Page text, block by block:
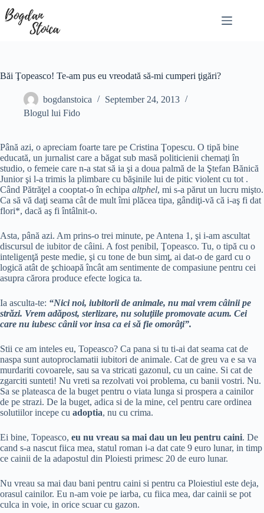
to
content
Băi Ţopeasco! Te-am pus eu vreodată să-mi cumperi ţigări?
bogdanstoica
September 24, 2013
Blogul lui Fido
Până azi, o apreciam foarte tare pe Cristina Ţopescu. O tipă bine
educată, un jurnalist care a băgat sub masă politicienii chemaţi în
studio, o femeie care n-a stat să ia şi a doua palmă de la Ştefan Bănică
Junior şi l-a trimis la plimbare cu băşinile lui de pitic violent cu tot .
Când Pătrăţel a cooptat-o în echipa altphel, mi s-a părut un lucru mişto.
Ca să vă daţi seama cât de mult îmi plăcea tipa, gândiţi-vă că i-aş fi dat
flori*, dacă aş fi întâlnit-o.
Asta, până azi. Am prins-o trei minute, pe Antena 1, şi i-am ascultat
discursul de iubitor de câini. A fost penibil, Ţopeasco. Tu, o tipă cu o
inteligenţă peste medie, şi cu tone de bun simţ, ai dat-o de gard cu o
logică atât de şchioapă încât am sentimente de compasiune pentru cei
asupra cărora produce efecte logica ta.
Ia asculta-te: “Nici noi, iubitorii de animale, nu mai vrem câinii pe
străzi. Vrem adăpost, sterlizare, nu soluţiile promovate acum. Cei
care nu iubesc cânii vor insa ca ei să fie omorâţi”.
Stii ce am inteles eu, Topeasco? Ca pana si tu ti-ai dat seama cat de
naspa sunt autoproclamatii iubitori de animale. Cat de greu va e sa va
murdariti covoarele, sau sa va stricati gazonul, cu un caine. Si cat de
zgarciti sunteti! Nu vreti sa rezolvati voi problema, cu banii vostri. Nu.
Sa se plateasca de la buget pentru o viata lunga si prospera a cainilor
de pe strazi. De la buget, adica si de la mine, cel pentru care ordinea
solutiilor incepe cu adoptia, nu cu crima.
Ei bine, Topeasco, eu nu vreau sa mai dau un leu pentru caini. De
cand s-a nascut fiica mea, statul roman i-a dat cate 9 euro lunar, in timp
ce cainii de la adapostul din Ploiesti primesc 20 de euro lunar.
Nu vreau sa mai dau bani pentru caini si pentru ca Ploiestiul este deja,
orasul cainilor. Eu n-am voie pe iarba, cu fiica mea, dar cainii se pot
culca in voie, in orice scuar cu gazon.